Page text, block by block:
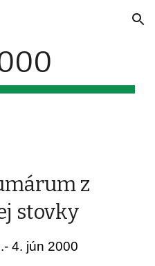
Skip to navigation
0
z
stovky
4. jún 2000